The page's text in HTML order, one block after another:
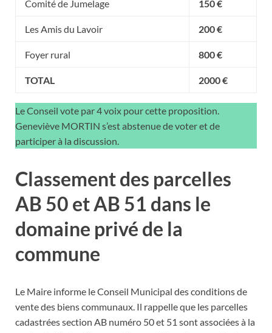
Comité de Jumelage 150 €
Les Amis du Lavoir 200 €
Foyer rural 800 €
TOTAL 2000 €
Le Conseil vote par 4 voix pour cette proposition.
Geneviève MORTIN s’est abstenue de voter et de
participer à la discussion.
Classement des parcelles
AB 50 et AB 51 dans le
domaine privé de la
commune
Le Maire informe le Conseil Municipal des conditions de
vente des biens communaux. Il rappelle que les parcelles
cadastrées section AB numéro 50 et 51 sont associées à la